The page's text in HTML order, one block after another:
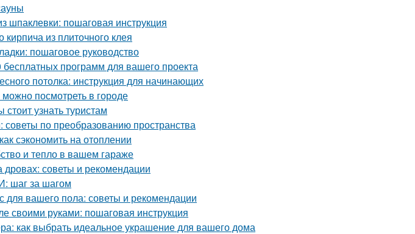
шпаклевки: пошаговая инструкция
из плиточного клея
пошаговое руководство
программ для вашего проекта
потолка: инструкция для начинающих
посмотреть в городе
узнать туристам
советы по преобразованию пространства
сэкономить на отоплении
и тепло в вашем гараже
дровах: советы и рекомендации
шаг за шагом
для вашего пола: советы и рекомендации
своими руками: пошаговая инструкция
как выбрать идеальное украшение для вашего дома